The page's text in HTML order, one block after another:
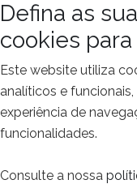
Defina as
cookies
Este website utiliza
analíticos e
experiência de
funcionalidades.
Consulte a nossa